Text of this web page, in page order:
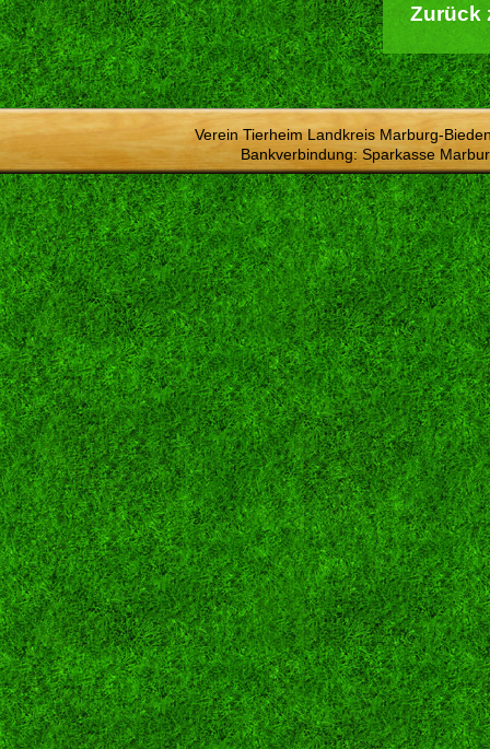
Zurück
Verein Tierheim Landkreis Marburg-
Bankverbindung: Sparkasse